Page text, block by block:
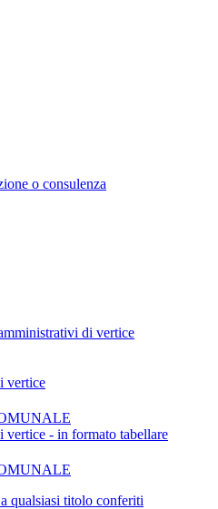
o consulenza
di vertice
vertice
- in formato tabellare
qualsiasi titolo conferiti